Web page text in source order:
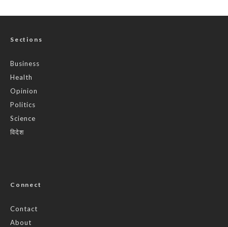
Sections
Business
Health
Opinion
Politics
Science
विदेश
Connect
Contact
About